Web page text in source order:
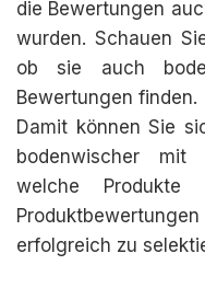
die Bewertungen
wurden. Schauen
ob sie auch
Bewertungen finden.
Damit können Sie
bodenwischer mit
welche
erfolgreich zu